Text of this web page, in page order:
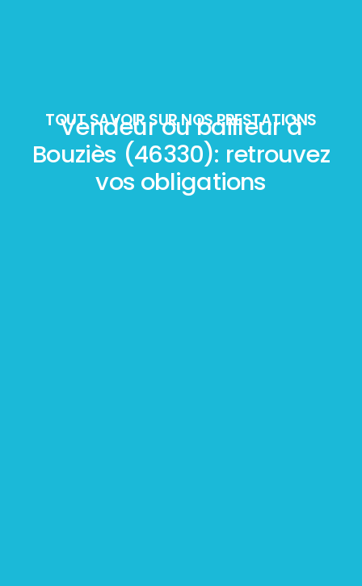
TOUT SAVOIR SUR NOS PRESTATIONS
Vendeur ou bailleur à
Bouziès (46330): retrouvez
vos obligations